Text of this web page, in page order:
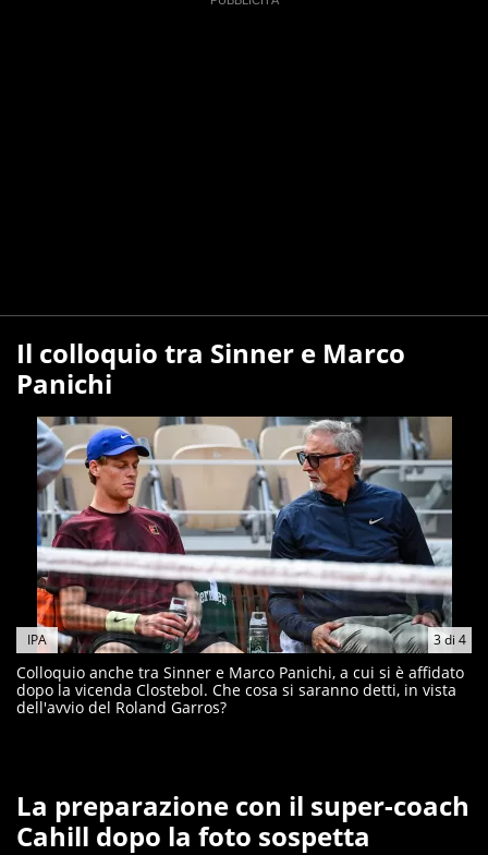
Il colloquio tra Sinner e Marco
Panichi
3di 4
IPA
Colloquio anche tra Sinner e Marco Panichi, a cui si è affidato
dopo la vicenda Clostebol. Che cosa si saranno detti, in vista
dell'avvio del Roland Garros?
La preparazione con il super-coach
Cahill dopo la foto sospetta